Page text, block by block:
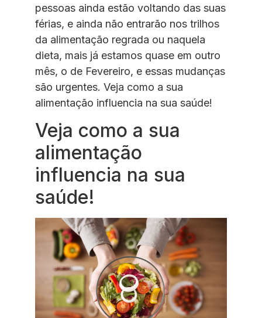
pessoas ainda estão voltando das suas
férias, e ainda não entrarão nos trilhos
da alimentação regrada ou naquela
dieta, mais já estamos quase em outro
mês, o de Fevereiro, e essas mudanças
são urgentes. Veja como a sua
alimentação influencia na sua saúde!
Veja como a sua
alimentação
influencia na sua
saúde!